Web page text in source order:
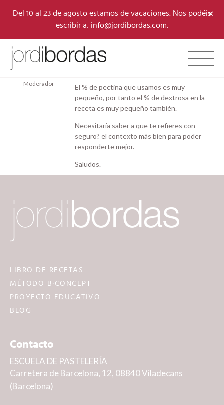
Del 10 al 23 de agosto estamos de vacaciones. Nos podéis
escribir a: info@jordibordas.com.
×
Toggle
27/11/2024 a las 10:02 am
#10503
Jordi Bordas
Moderador
El % de pectina que usamos es muy
pequeño, por tanto el % de dextrosa en la
receta es muy pequeño también.
Necesitaría saber a que te refieres con
seguro? el contexto más bien para poder
responderte mejor.
Saludos.
LIBRO DE RECETAS
MÉTODO B·CONCEPT
PROYECTO EDUCATIVO
BLOG
Contacto
ESCUELA DE PASTELERÍA
Carretera de Barcelona, 12, 08840 Viladecans
(Barcelona)